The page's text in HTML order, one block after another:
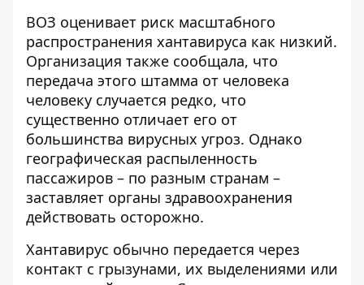
ВОЗ оценивает риск масштабного
распространения хантавируса как низкий.
Организация также сообщала, что
передача этого штамма от человека
человеку случается редко, что
существенно отличает его от
большинства вирусных угроз. Однако
географическая распыленность
пассажиров – по разным странам –
заставляет органы здравоохранения
действовать осторожно.
Хантавирус обычно передается через
контакт с грызунами, их выделениями или